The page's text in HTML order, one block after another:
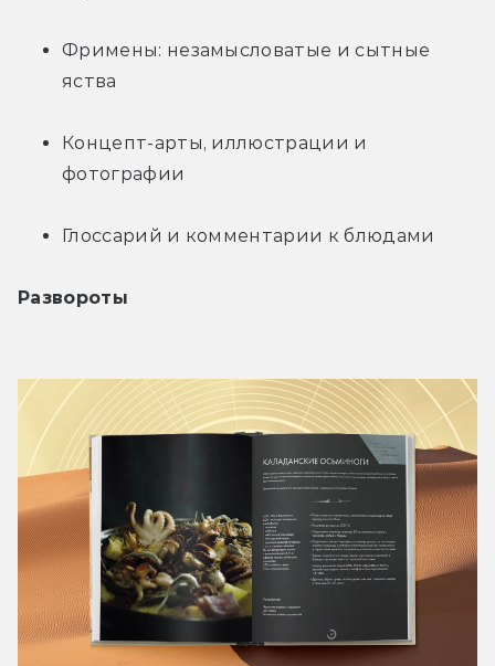
Фримены: незамысловатые и сытные
яства
Концепт-арты, иллюстрации и
фотографии
Глоссарий и комментарии к блюдами
Развороты